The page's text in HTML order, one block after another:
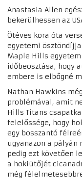
Anastasia Allen
bekerülhessen az
Ötéves kora óta
egyetemi
Maple Hills
időbeosztása, hogy
embere is elbőgné
Nathan Hawkins
problémával, amit
Hills Titans
felelőssége, hogy
egy bosszantó
ugyanazon a pályán
pedig ezt követően
a hokiütőjét
még